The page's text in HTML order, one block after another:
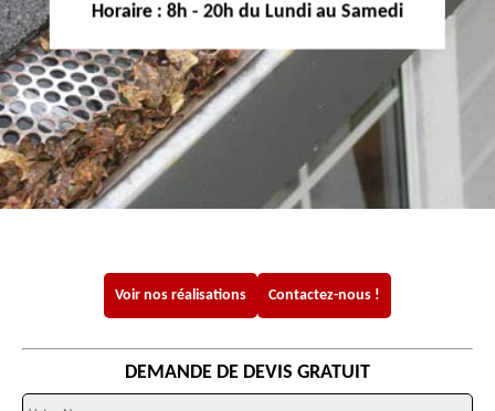
Horaire : 8h - 20h du Lundi au Samedi
Voir nos réalisations Contactez-nous !
DEMANDE DE DEVIS GRATUIT